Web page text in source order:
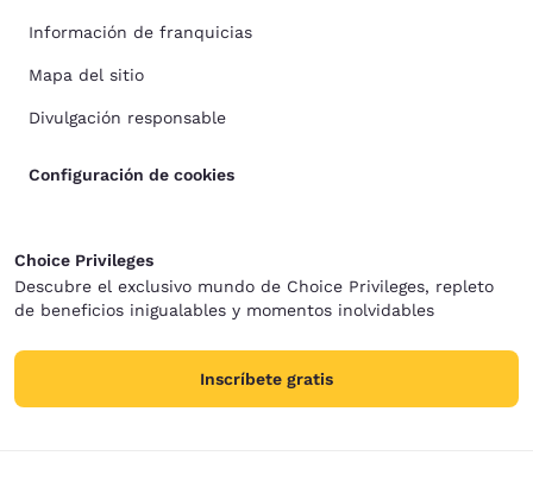
Información de franquicias
Mapa del sitio
Divulgación responsable
Configuración de cookies
Choice Privileges
Descubre el exclusivo mundo de Choice Privileges, repleto
de beneficios inigualables y momentos inolvidables
Inscríbete gratis